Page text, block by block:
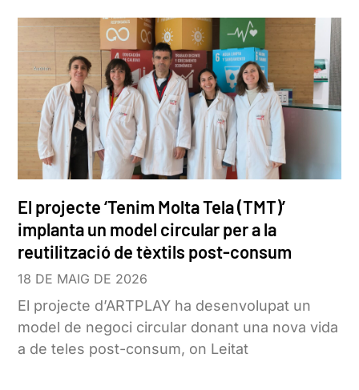
El projecte ‘Tenim Molta Tela (TMT)’
implanta un model circular per a la
reutilització de tèxtils post-consum
18 DE MAIG DE 2026
El projecte d’ARTPLAY ha desenvolupat un
model de negoci circular donant una nova vida
a de teles post-consum, on Leitat